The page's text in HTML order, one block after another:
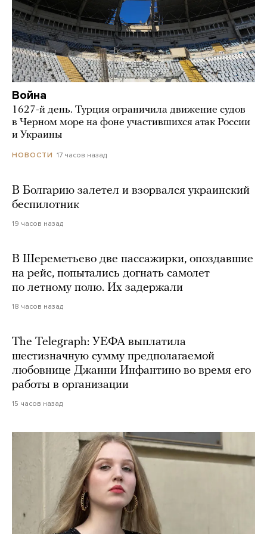
Война
1627-й день. Турция ограничила движение судов
в Черном море на фоне участившихся атак России
и Украины
НОВОСТИ 17 часов назад
В Болгарию залетел и взорвался украинский
беспилотник
19 часов назад
В Шереметьево две пассажирки, опоздавшие
на рейс, попытались догнать самолет
по летному полю. Их задержали
18 часов назад
The Telegraph: УЕФА выплатила
шестизначную сумму предполагаемой
любовнице Джанни Инфантино во время его
работы в организации
15 часов назад